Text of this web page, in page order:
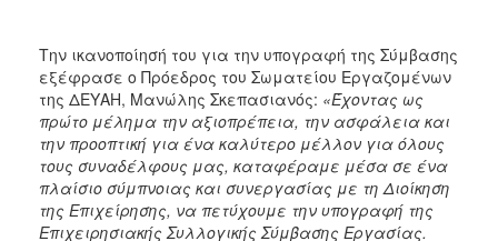
Την ικανοποίησή του για την υπογραφή της Σύμβασης
εξέφρασε ο Πρόεδρος του Σωματείου Εργαζομένων
της ΔΕΥΑΗ, Μανώλης Σκεπασιανός: «Έχοντας ως
πρώτο μέλημα την αξιοπρέπεια, την ασφάλεια και
την προοπτική για ένα καλύτερο μέλλον για όλους
τους συναδέλφους μας, καταφέραμε μέσα σε ένα
πλαίσιο σύμπνοιας και συνεργασίας με τη Διοίκηση
της Επιχείρησης, να πετύχουμε την υπογραφή της
Επιχειρησιακής Συλλογικής Σύμβασης Εργασίας.